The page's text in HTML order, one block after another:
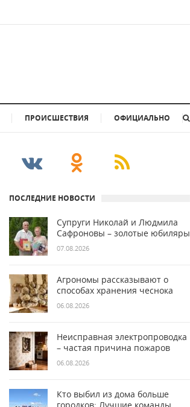
ПРОИСШЕСТВИЯ ОФИЦИАЛЬНО
ПОСЛЕДНИЕ НОВОСТИ
Супруги Николай и Людмила
Сафроновы – золотые юбиляры
07.08.2026
Агрономы рассказывают о
способах хранения чеснока
06.08.2026
Неисправная электропроводка
– частая причина пожаров
06.08.2026
Кто выбил из дома больше